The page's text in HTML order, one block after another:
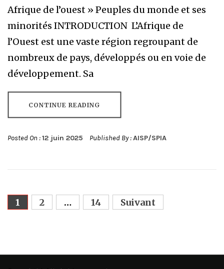
Afrique de l’ouest » Peuples du monde et ses
minorités INTRODUCTION L’Afrique de
l’Ouest est une vaste région regroupant de
nombreux de pays, développés ou en voie de
développement. Sa
CONTINUE READING
Posted On :12 juin 2025 Published By :AISP/SPIA
Pagination
1 2 … 14 Suivant